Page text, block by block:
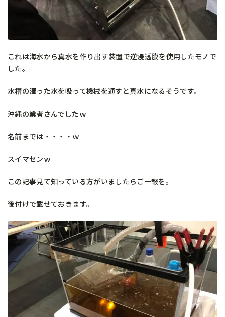
これは海水から真水を作り出す装置で逆浸透膜を使用したモノで
した。
水槽の濁った水を吸って機械を通すと真水になるそうです。
沖縄の業者さんでしたｗ
名前までは・・・・ｗ
スイマセンｗ
この記事見て知っている方がいましたらご一報を。
後付けで載せておきます。